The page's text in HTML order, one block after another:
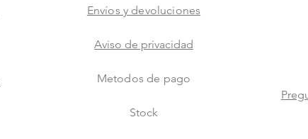
Envíos y devoluciones
Aviso de privacidad
Metodos de pago
Stock